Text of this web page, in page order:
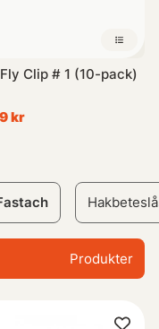
Clip # 1 (10-pack)
kr
Produkter